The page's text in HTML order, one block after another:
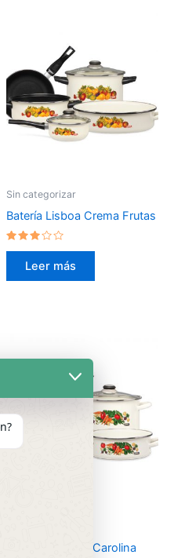
Sin categorizar
Batería Lisboa Crema Frutas
Valorado
2.79Leer más
Batería Armenia Carolina